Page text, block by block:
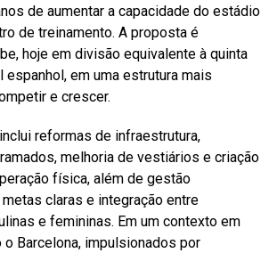
de aumentar a capacidade do estádio
de treinamento. A proposta é
hoje em divisão equivalente à quinta
em uma estrutura mais
e crescer.
reformas de infraestrutura,
melhoria de vestiários e criação
física, além de gestão
claras e integração entre
e femininas. Em um contexto em
Barcelona, impulsionados por